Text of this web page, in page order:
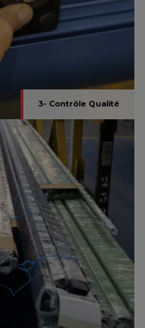
3- Contrôle Qualité